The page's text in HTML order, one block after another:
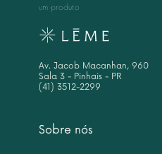
Sobre nós
um produto
Av. Jacob Macanhan, 960
Sala 3 - Pinhais - PR
(41) 3512-2299